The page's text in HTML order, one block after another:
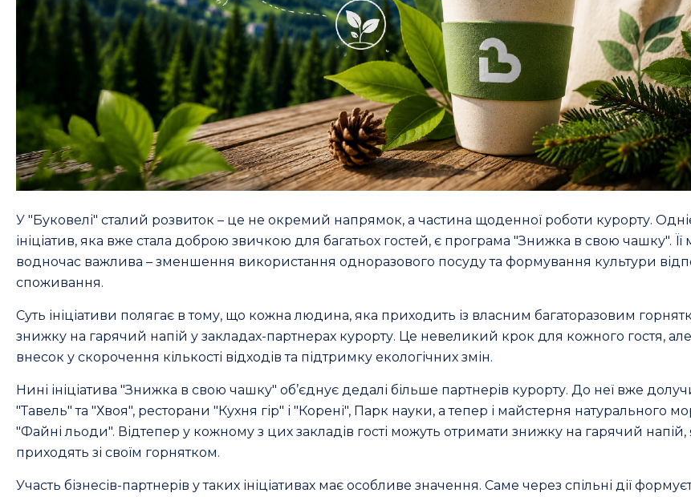
У "Буковелі" сталий розвиток – це не окремий напрямок, а частина щоденної роботи курорту.
ініціатив, яка вже стала доброю звичкою для багатьох гостей, є програма "Знижка в свою чашку". Її
водночас важлива – зменшення використання одноразового посуду та формування культури
споживання.
Суть ініціативи полягає в тому, що кожна людина, яка приходить із власним багаторазовим
знижку на гарячий напій у закладах-партнерах курорту. Це невеликий крок для кожного гостя,
внесок у скорочення кількості відходів та підтримку екологічних змін.
Нині ініціатива "Знижка в свою чашку" об’єднує дедалі більше партнерів курорту. До неї вже
"Тавель" та "Хвоя", ресторани "Кухня гір" і "Корені", Парк науки, а тепер і майстерня натурального
"Файні льоди". Відтепер у кожному з цих закладів гості можуть отримати знижку на гарячий
приходять зі своїм горнятком.
Участь бізнесів-партнерів у таких ініціативах має особливе значення. Саме через спільні дії